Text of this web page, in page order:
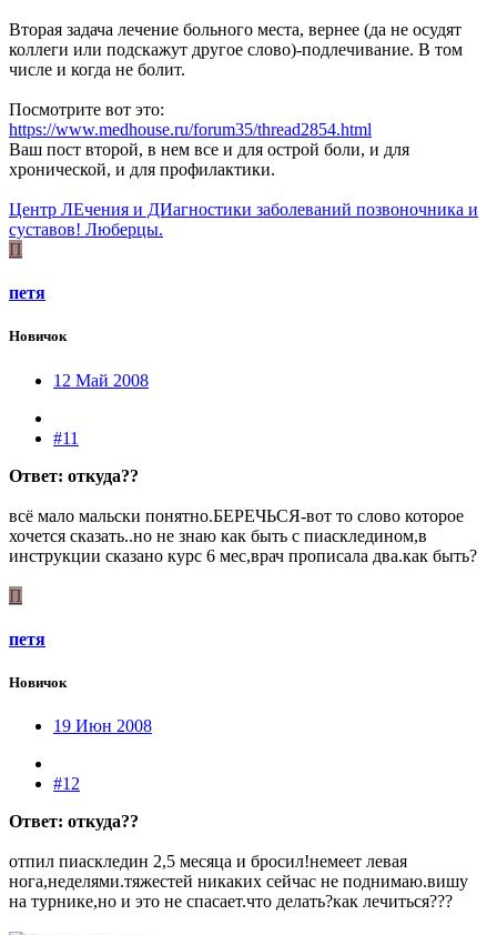
Вторая задача лечение больного места, вернее (да не осудят
коллеги или подскажут другое слово)-подлечивание. В том
числе и когда не болит.
Посмотрите вот это:
https://www.medhouse.ru/forum35/thread2854.html
Ваш пост второй, в нем все и для острой боли, и для
хронической, и для профилактики.
Центр ЛЕчения и ДИагностики заболеваний позвоночника и
суставов! Люберцы.
П
петя
Новичок
12 Май 2008
#11
Ответ: откуда??
всё мало мальски понятно.БЕРЕЧЬСЯ-вот то слово которое
хочется сказать..но не знаю как быть с пиаскледином,в
инструкции сказано курс 6 мес,врач прописала два.как быть?
П
петя
Новичок
19 Июн 2008
#12
Ответ: откуда??
отпил пиаскледин 2,5 месяца и бросил!немеет левая
нога,неделями.тяжестей никаких сейчас не поднимаю.вишу
на турнике,но и это не спасает.что делать?как лечиться???